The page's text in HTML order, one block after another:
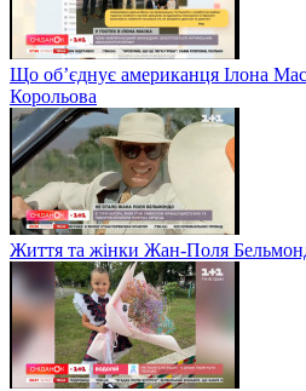
Що об’єднує американця Ілона
Корольова
Життя та жінки Жан-Поля